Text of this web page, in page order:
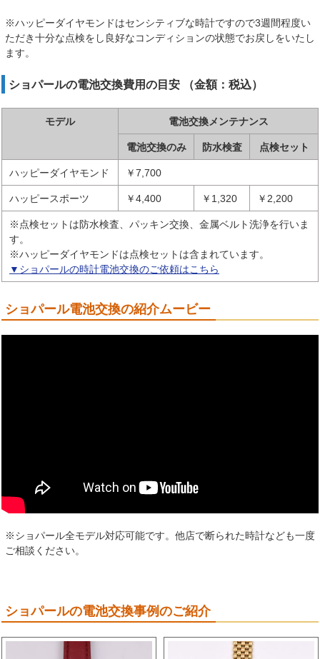
※ハッピーダイヤモンドはセンシティブな時計ですので3週間程度い
ただき十分な点検をし良好なコンディションの状態でお戻しをいたし
ます。
ショパールの電池交換費用の目安 （金額：税込）
モデル 電池交換メンテナンス
電池交換のみ 防水検査 点検セット
ハッピーダイヤモンド ￥7,700
ハッピースポーツ ￥4,400 ￥1,320 ￥2,200
※点検セットは防水検査、パッキン交換、金属ベルト洗浄を行いま
す。
※ハッピーダイヤモンドは点検セットは含まれています。
▼ショパールの時計電池交換のご依頼はこちら
ショパール電池交換の紹介ムービー
※ショパール全モデル対応可能です。他店で断られた時計なども一度
ご相談ください。
ショパールの電池交換事例のご紹介